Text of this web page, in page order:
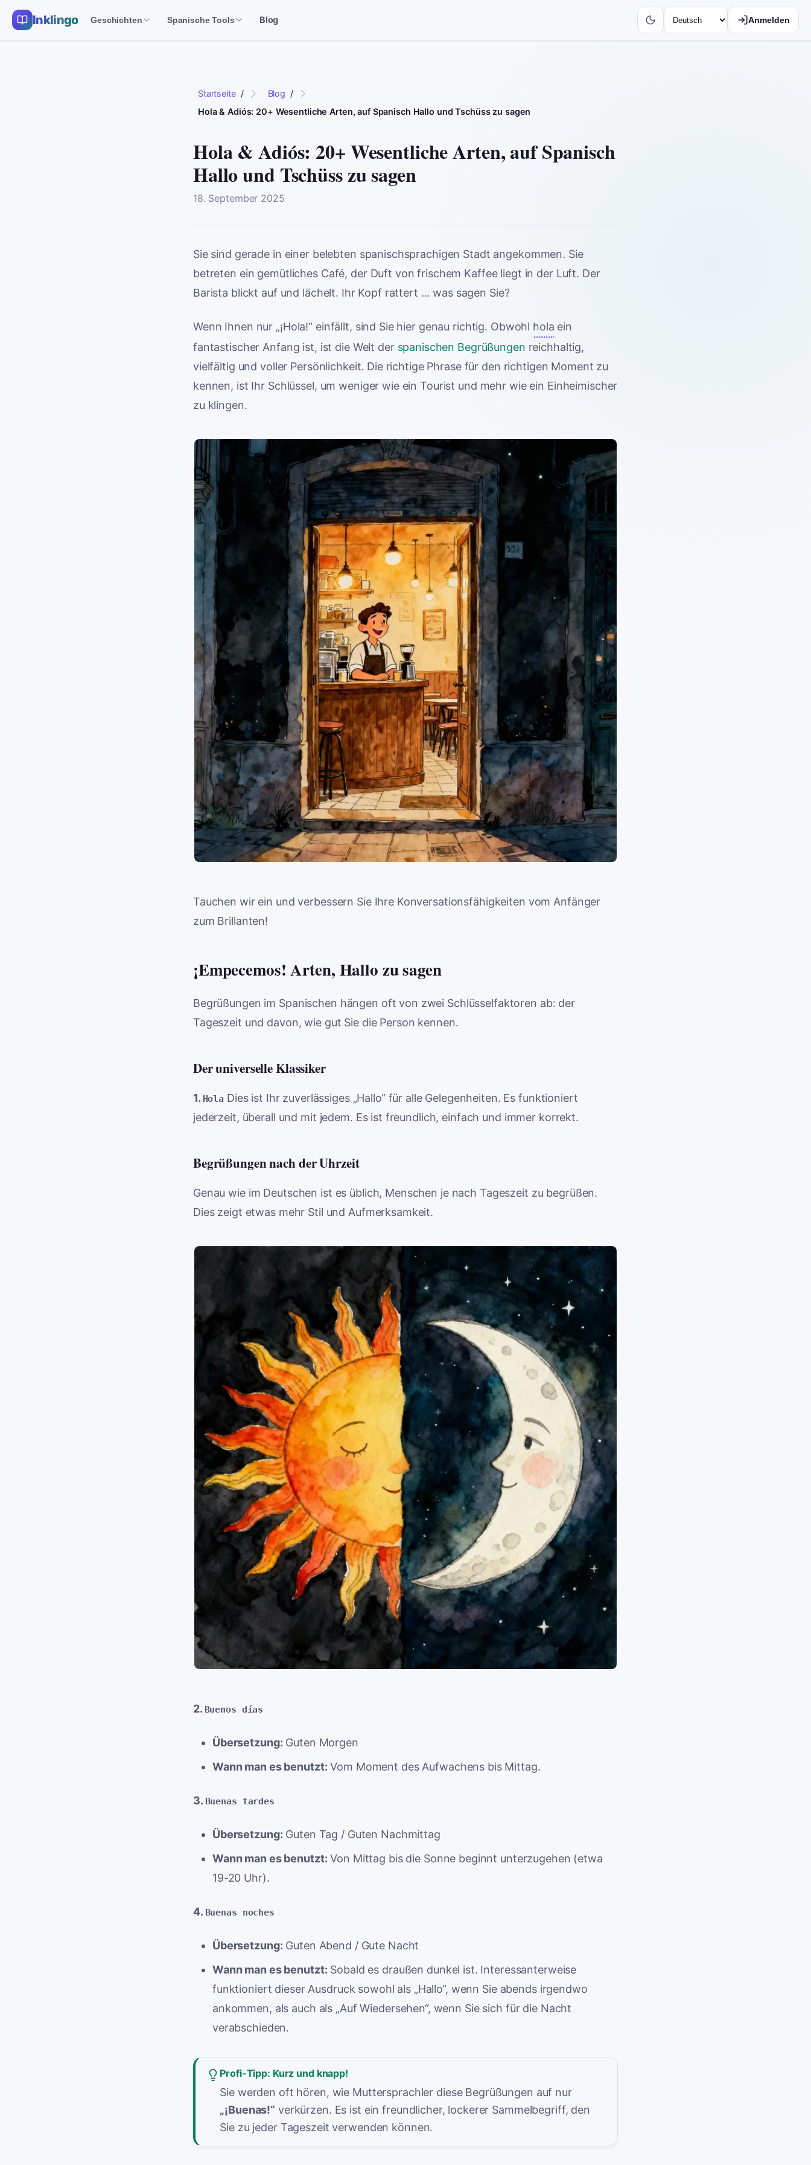
Inklingo Geschichten Spanische Tools Blog Anmelden
Startseite / Blog /
Hola & Adiós: 20+ Wesentliche Arten, auf Spanisch Hallo und Tschüss zu sagen
Hola & Adiós: 20+ Wesentliche Arten, auf Spanisch
Hallo und Tschüss zu sagen
18. September 2025
Sie sind gerade in einer belebten spanischsprachigen Stadt angekommen. Sie
betreten ein gemütliches Café, der Duft von frischem Kaffee liegt in der Luft. Der
Barista blickt auf und lächelt. Ihr Kopf rattert ... was sagen Sie?
Wenn Ihnen nur „¡Hola!“ einfällt, sind Sie hier genau richtig. Obwohl hola ein
fantastischer Anfang ist, ist die Welt der spanischen Begrüßungen reichhaltig,
vielfältig und voller Persönlichkeit. Die richtige Phrase für den richtigen Moment zu
kennen, ist Ihr Schlüssel, um weniger wie ein Tourist und mehr wie ein Einheimischer
zu klingen.
Tauchen wir ein und verbessern Sie Ihre Konversationsfähigkeiten vom Anfänger
zum Brillanten!
¡Empecemos! Arten, Hallo zu sagen
Begrüßungen im Spanischen hängen oft von zwei Schlüsselfaktoren ab: der
Tageszeit und davon, wie gut Sie die Person kennen.
Der universelle Klassiker
1. Hola Dies ist Ihr zuverlässiges „Hallo“ für alle Gelegenheiten. Es funktioniert
jederzeit, überall und mit jedem. Es ist freundlich, einfach und immer korrekt.
Begrüßungen nach der Uhrzeit
Genau wie im Deutschen ist es üblich, Menschen je nach Tageszeit zu begrüßen.
Dies zeigt etwas mehr Stil und Aufmerksamkeit.
2. Buenos días
Übersetzung: Guten Morgen
Wann man es benutzt: Vom Moment des Aufwachens bis Mittag.
3. Buenas tardes
Übersetzung: Guten Tag / Guten Nachmittag
Wann man es benutzt: Von Mittag bis die Sonne beginnt unterzugehen (etwa
19-20 Uhr).
4. Buenas noches
Übersetzung: Guten Abend / Gute Nacht
Wann man es benutzt: Sobald es draußen dunkel ist. Interessanterweise
funktioniert dieser Ausdruck sowohl als „Hallo“, wenn Sie abends irgendwo
ankommen, als auch als „Auf Wiedersehen“, wenn Sie sich für die Nacht
verabschieden.
Profi-Tipp: Kurz und knapp!
Sie werden oft hören, wie Muttersprachler diese Begrüßungen auf nur
„¡Buenas!“ verkürzen. Es ist ein freundlicher, lockerer Sammelbegriff, den
Sie zu jeder Tageszeit verwenden können.